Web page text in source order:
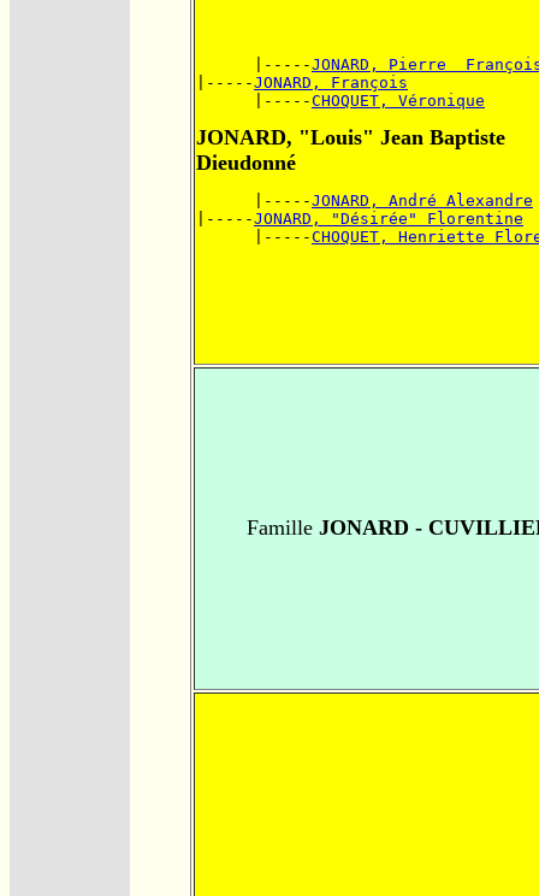
      |-----
JONARD, Pierre
|-----JONARD, François
      |-----
CHOQUET, Véronique
JONARD, "Louis" Jean Baptiste
Dieudonné
      |-----
JONARD, André Alexandre
|-----JONARD, "Désirée" Florentine
      |-----
CHOQUET, Henriette
FamilleJONARD -